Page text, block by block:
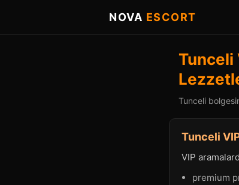
NOVA ESCORT
Tunceli
Tunceli
Tunceli
VIP
premium